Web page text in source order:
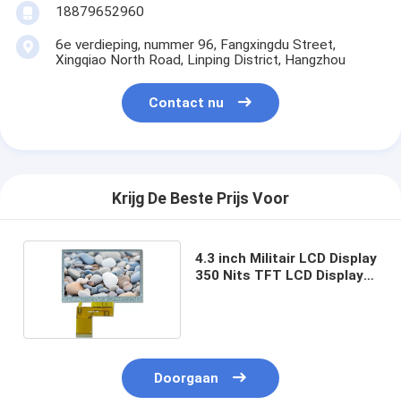
18879652960
6e verdieping, nummer 96, Fangxingdu Street,
Xingqiao North Road, Linping District, Hangzhou
Contact nu
Krijg De Beste Prijs Voor
4.3 inch Militair LCD Display
350 Nits TFT LCD Display
Doorgaan